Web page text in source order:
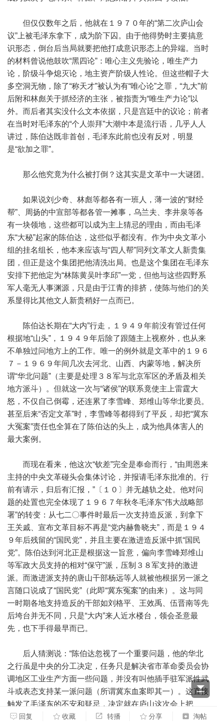
但仅仅数年之后，他就在１９７０年的“第二次庐山会
议”上被毛泽东拿下，成为阶下囚。由于他得势时主要搞意
识形态，倒台后当局就要把他打成意识形态上的异端。当时
的材料曾说他鼓吹“黑四论”：唯心主义先验论，唯生产力
论，阶级斗争熄灭论，地主资产阶级人性论。但这些帽子大
多空洞无物，除了“称天才”被认为有“唯心论”之罪，“九大”前
后附和林彪关于抓经济的主张，被指责为“唯生产力论”以
外。而后者其实没什么文本依据，只是宫廷中的议论；前者
在当时对毛泽东的“个人崇拜”大潮中本是流行语，几乎人人
讲过，陈伯达既非首创，毛泽东此前也没有反对，明显
是“欲加之罪”。
那么他究竟为什么被打倒？这其实是文革中一大谜团。
如果说刘少奇、林彪等都各有一班人，薄一波的“财经
帮”、周扬的中宣部等都各管一摊事，乌兰夫、李井泉等各
有一块领地，这些都可以成为主上猜忌的理由，而由毛泽
东“大秘”起家的陈伯达，这些似乎都没有。作为中央文革小
组的挂名组长，他本来应该与“四人帮”同列文革文人新贵集
团，但正是这个集团把他清洗出局。也是这个集团在毛泽东
安排下把他定为“林陈黄吴叶李邱”一党，但他与这些四野系
军人毫无人事渊源，只是由于江青的排挤，使陈与他们的关
系显得比其他文人新贵稍好一点而已。
陈伯达长期在“大内”行走，１９４９年前没有管过任何
根据地“山头”，１９４９年后除了跟随主上视察外，也从来
不单独过问地方上的工作。唯一的例外就是文革中的１９６
７－１９６９年间几次去河北、山西、内蒙等地，解决所
谓“华北问题”（主要是处理３８军与北京军区的矛盾及相关
地方派斗）。但就这一次与“诸侯”的联系竟使主上雷霆大
怒，不仅自己倒霉，还连累了李雪峰、郑维山等华北要员。
甚至后来“否定文革”时，李雪峰等都得到了平反，却把“冀东
大冤案”责任也全算在了陈伯达的头上，成为他具体害人的
最大案例。
而现在看来，他这次“钦差”完全是奉命而行，“由周恩来
主持的中央文革碰头会集体讨论，并报请毛泽东批准的。行
前有请示，归后有汇报，”〔１０〕并无越轨之处。他对问
题的处置也完全体现了１９６７年秋冬毛泽东“伟大战略部
署”的转变：从七二〇事件时最后一次支持造反派，到拿下
王关戚、宣布文革目标不再是“党内赫鲁晓夫”，而是１９４
９年后残留的“国民党”，并且主要在激进造反派中抓“国民
党”。陈伯达到河北正是根据这一旨意，偏向李雪峰郑维山
等军政大员支持的相对“保守”派，压制３８军支持的激进
派。而激进派支持的唐山干部杨远等人就被他根据另一派之
言随口说成了“国民党”（此即“冀东冤案”的由来）。这与同
一时期各地支持造反的干部如刘格平、王效禹、伍晋南等先
后垮台并无不同，只是“大内”来人近水楼台，领会圣意最
先，也下手得最早而已。
后人猜测说：“陈伯达忽视了一个重要问题，他的华北
之行虽是中央的分工决定，任务只是解决省市革命委员会协
调地区工业生产方面一些问题，并没有叫他插手驻军派性武
斗或表态支持某一派问题（所谓冀东血案即其一）。这直接
触发了毛泽东的不安和疑忌，决定就在庐山这次会上把
他‘拿下来’”。〔１１〕这个说法笔者难以苟同。
回复 收藏 转播 分享 淘帖